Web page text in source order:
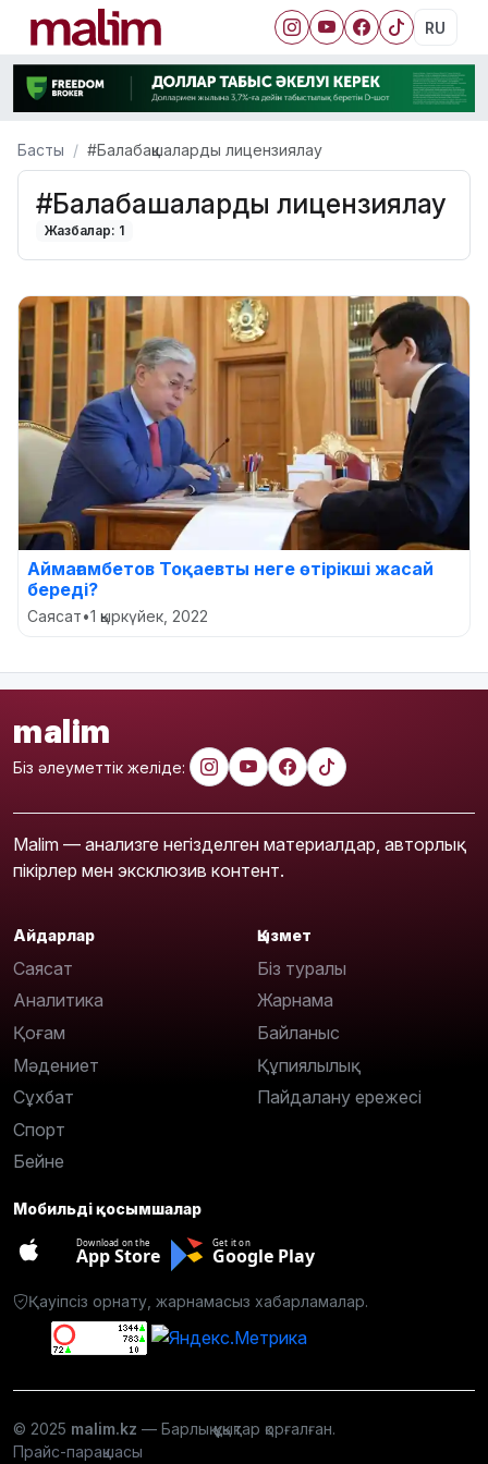
RU
Басты #Балабақшаларды лицензиялау
#Балабақшаларды лицензиялау
Жазбалар: 1
Аймағамбетов Тоқаевты неге өтірікші жасай
береді?
Саясат•1 қыркүйек, 2022
malim
Біз әлеуметтік желіде:
Malim — анализге негізделген материалдар, авторлық
пікірлер мен эксклюзив контент.
Айдарлар
Саясат
Аналитика
Қоғам
Мәдениет
Сұхбат
Спорт
Бейне
Қызмет
Біз туралы
Жарнама
Байланыс
Құпиялылық
Пайдалану ережесі
Мобильді қосымшалар
Download on the
App Store
Get it on
Google Play
Қауіпсіз орнату, жарнамасыз хабарламалар.
© 2025 malim.kz — Барлық құқықтар қорғалған.
Прайс-парақшасы